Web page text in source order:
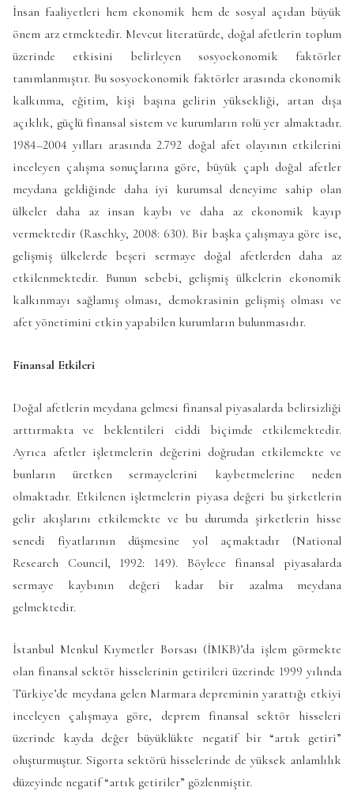
İnsan faaliyetleri hem ekonomik hem de sosyal açıdan büyük
önem arz etmektedir. Mevcut literatürde, doğal afetlerin toplum
üzerinde etkisini belirleyen sosyoekonomik faktörler
tanımlanmıştır. Bu sosyoekonomik faktörler arasında ekonomik
kalkınma, eğitim, kişi başına gelirin yüksekliği, artan dışa
açıklık, güçlü finansal sistem ve kurumların rolü yer almaktadır.
1984–2004 yılları arasında 2.792 doğal afet olayının etkilerini
inceleyen çalışma sonuçlarına göre, büyük çaplı doğal afetler
meydana geldiğinde daha iyi kurumsal deneyime sahip olan
ülkeler daha az insan kaybı ve daha az ekonomik kayıp
vermektedir (Raschky, 2008: 630). Bir başka çalışmaya göre ise,
gelişmiş ülkelerde beşeri sermaye doğal afetlerden daha az
etkilenmektedir. Bunun sebebi, gelişmiş ülkelerin ekonomik
kalkınmayı sağlamış olması, demokrasinin gelişmiş olması ve
afet yönetimini etkin yapabilen kurumların bulunmasıdır.
Finansal Etkileri
Doğal afetlerin meydana gelmesi finansal piyasalarda belirsizliği
arttırmakta ve beklentileri ciddi biçimde etkilemektedir.
Ayrıca afetler işletmelerin değerini doğrudan etkilemekte ve
bunların üretken sermayelerini kaybetmelerine neden
olmaktadır. Etkilenen işletmelerin piyasa değeri bu şirketlerin
gelir akışlarını etkilemekte ve bu durumda şirketlerin hisse
senedi fiyatlarının düşmesine yol açmaktadır (National
Research Council, 1992: 149). Böylece finansal piyasalarda
sermaye kaybının değeri kadar bir azalma meydana
gelmektedir.
İstanbul Menkul Kıymetler Borsası (İMKB)’da işlem görmekte
olan finansal sektör hisselerinin getirileri üzerinde 1999 yılında
Türkiye’de meydana gelen Marmara depreminin yarattığı etkiyi
inceleyen çalışmaya göre, deprem finansal sektör hisseleri
üzerinde kayda değer büyüklükte negatif bir “artık getiri”
oluşturmuştur. Sigorta sektörü hisselerinde de yüksek anlamlılık
düzeyinde negatif “artık getiriler” gözlenmiştir.